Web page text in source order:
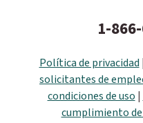
1-
Política de privacidad |
solicitantes de
condiciones de uso |
cumplimiento de